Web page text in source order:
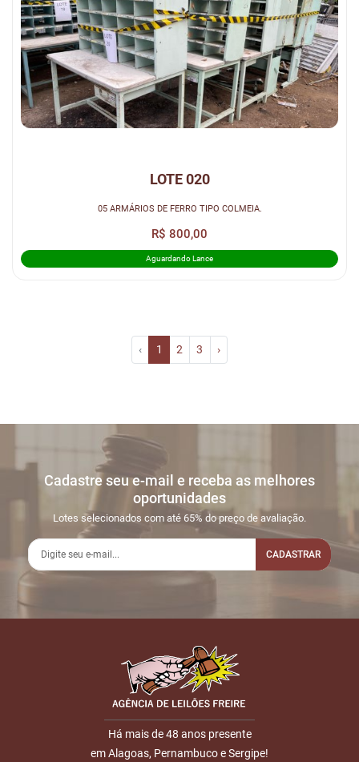
LOTE 020
05 ARMÁRIOS DE FERRO TIPO COLMEIA.
R$ 800,00
Aguardando Lance
‹ 1 2 3 ›
Cadastre seu e-mail e receba as melhores
oportunidades
Lotes selecionados com até 65% do preço de avaliação.
CADASTRAR
Há mais de 48 anos presente
em Alagoas, Pernambuco e Sergipe!